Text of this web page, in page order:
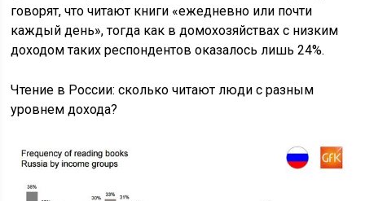
говорят, что читают книги «ежедневно или почти
каждый день», тогда как в домохозяйствах с низким
доходом таких респондентов оказалось лишь 24%.
Чтение в России: сколько читают люди с разным
уровнем дохода?